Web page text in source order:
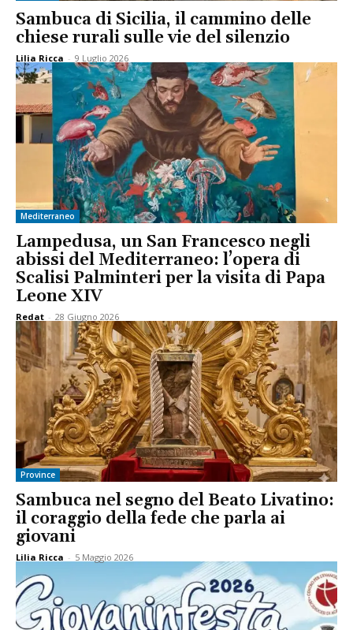
Sambuca di Sicilia, il cammino delle
chiese rurali sulle vie del silenzio
Lilia Ricca - 9 Luglio 2026
Mediterraneo
Lampedusa, un San Francesco negli
abissi del Mediterraneo: l’opera di
Scalisi Palminteri per la visita di Papa
Leone XIV
Redat - 28 Giugno 2026
Province
Sambuca nel segno del Beato Livatino:
il coraggio della fede che parla ai
giovani
Lilia Ricca - 5 Maggio 2026